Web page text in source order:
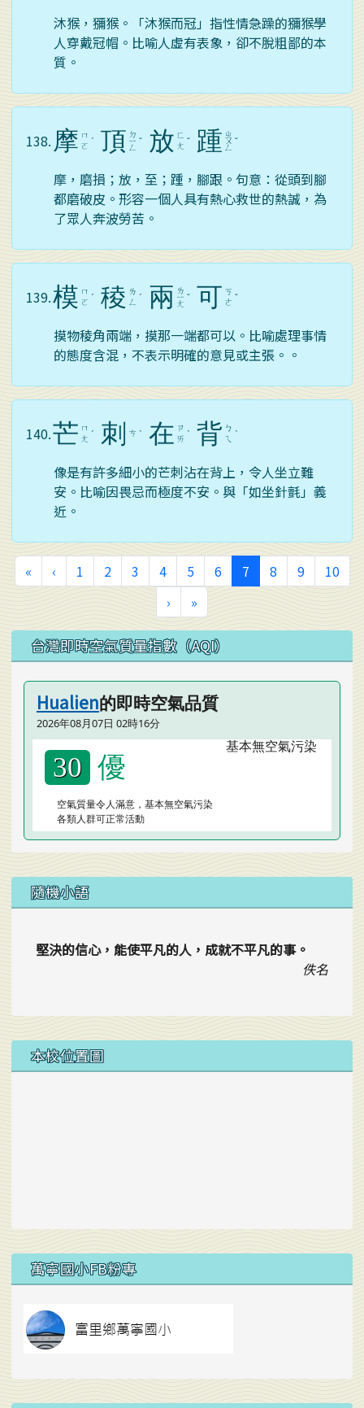
沐猴，獼猴。「沐猴而冠」指性情急躁的獼猴學
人穿戴冠帽。比喻人虛有表象，卻不脫粗鄙的本
質。
138. 摩 ㄇ
ㄛ ˊ 頂 ㄉ
ㄧ
ㄥ
ˇ 放 ㄈ
ㄤ ˇ 踵 ㄓ
ㄨ
ㄥ
ˇ
摩，磨損；放，至；踵，腳跟。句意：從頭到腳
都磨破皮。形容一個人具有熱心救世的熱誠，為
了眾人奔波勞苦。
139.模 ㄇ
ㄛ ˊ 稜 ㄌ
ㄥ
ˊ 兩 ㄌ
ㄧ
ㄤ
ˇ 可 ㄎ
ㄜ ˇ
摸物稜角兩端，摸那一端都可以。比喻處理事情
的態度含混，不表示明確的意見或主張。。
140.芒 ㄇ
ㄤ ˊ 刺 ㄘ ˋ 在 ㄗ
ㄞ ˋ 背 ㄅ
ㄟ ˋ
像是有許多細小的芒刺沾在背上，令人坐立難
安。比喻因畏忌而極度不安。與「如坐針氈」義
近。
«第一頁
‹上一頁
1 2 3 4 5 6 7(目前頁次)
8 9
10
›下一頁
»最後頁
左邊區域內容
台灣即時空氣質量指數（AQI）
Hualien的即時空氣品質
2026年08月07日 02時16分
30 優
空氣質量令人滿意，基本無空氣污染
各類人群可正常活動
隨機小語
堅決的信心，能使平凡的人，成就不平凡的事。
佚名
本校位置圖
右邊區域內容
萬寧國小FB粉專